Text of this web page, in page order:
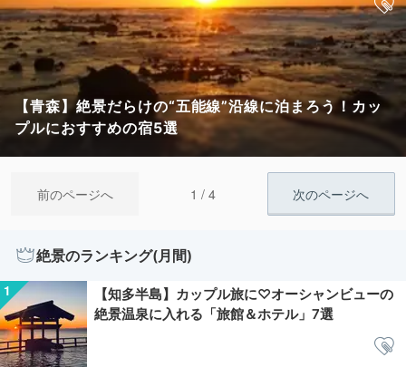
【青森】絶景だらけの“五能線”沿線に泊まろう！カッ
プルにおすすめの宿5選
前のページへ 1 / 4 次のページへ
絶景のランキング(月間)
【知多半島】カップル旅に♡オーシャンビューの
絶景温泉に入れる「旅館＆ホテル」7選